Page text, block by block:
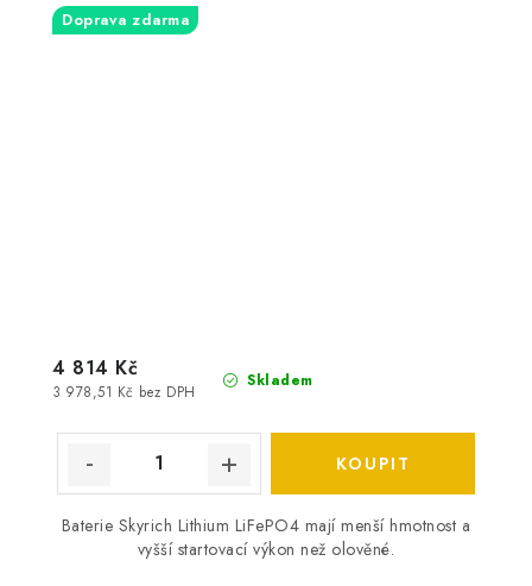
Doprava zdarma
Skladem
3 978,51 Kč bez DPH
4 814 Kč
Baterie Skyrich Lithium LiFePO4 mají menší hmotnost a
vyšší startovací výkon než olověné.